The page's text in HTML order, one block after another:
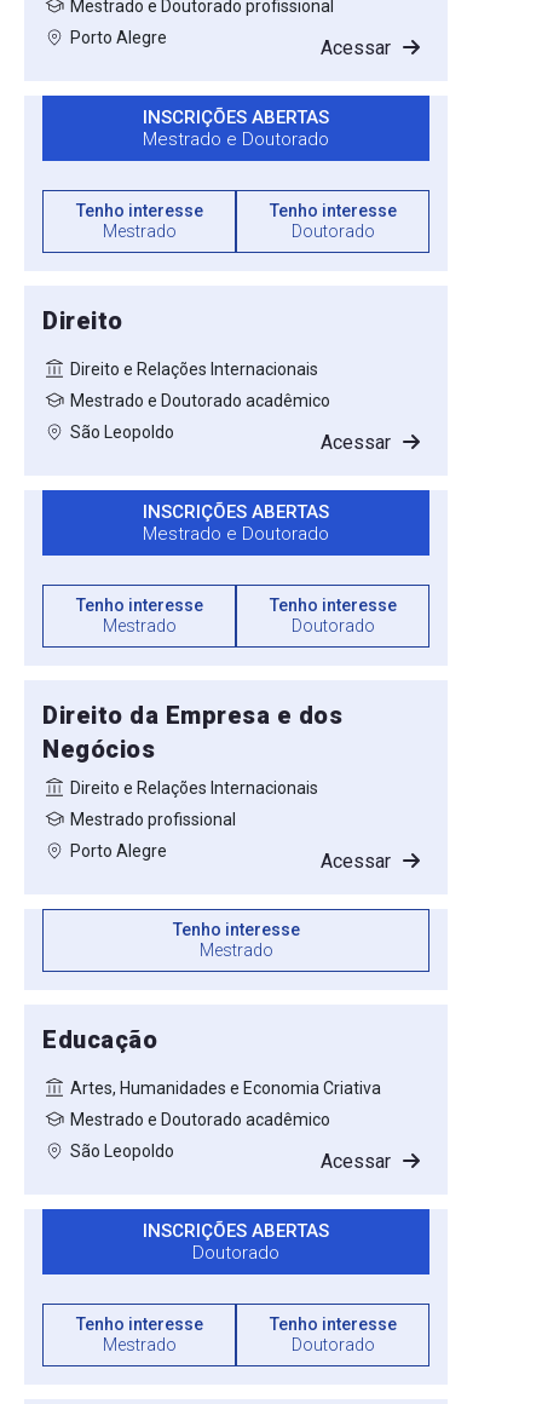
Porto Alegre
Mestrado e Doutorado profissional
Acessar
INSCRIÇÕES ABERTAS
Mestrado e Doutorado
Tenho interesse
Mestrado
Tenho interesse
Doutorado
Direito
Direito e Relações Internacionais
São Leopoldo
Mestrado e Doutorado acadêmico
Acessar
INSCRIÇÕES ABERTAS
Mestrado e Doutorado
Tenho interesse
Mestrado
Tenho interesse
Doutorado
Direito da Empresa e dos
Negócios
Direito e Relações Internacionais
Porto Alegre
Mestrado profissional
Acessar
Tenho interesse
Mestrado
Educação
Artes, Humanidades e Economia Criativa
São Leopoldo
Mestrado e Doutorado acadêmico
Acessar
INSCRIÇÕES ABERTAS
Doutorado
Tenho interesse
Mestrado
Tenho interesse
Doutorado